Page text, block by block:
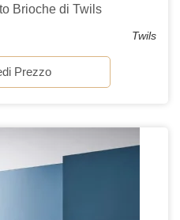
Brioche di Twils
Twils
Prezzo